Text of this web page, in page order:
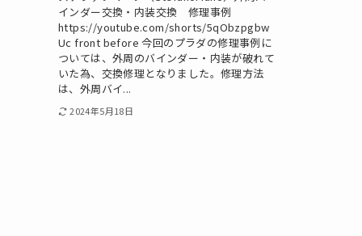
インダー交換・内装交換 修理事例
https://youtube.com/shorts/5qObzpgbw
Uc front before 今回のプラダの修理事例に
ついては、外周のバインダー・内装が破れて
いた為、交換修理となりました。修理方法
は、外周バイ...
2024年5月18日